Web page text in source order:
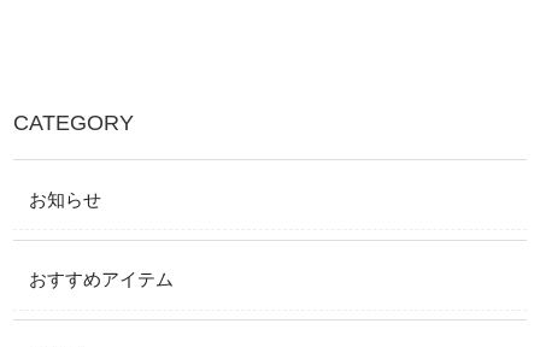
CATEGORY
お知らせ
おすすめアイテム